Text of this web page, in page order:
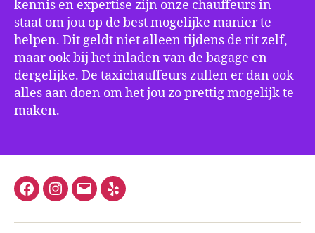
kennis en expertise zijn onze chauffeurs in
staat om jou op de best mogelijke manier te
helpen. Dit geldt niet alleen tijdens de rit zelf,
maar ook bij het inladen van de bagage en
dergelijke. De taxichauffeurs zullen er dan ook
alles aan doen om het jou zo prettig mogelijk te
maken.
FacebookInstagram
E-
Yelp